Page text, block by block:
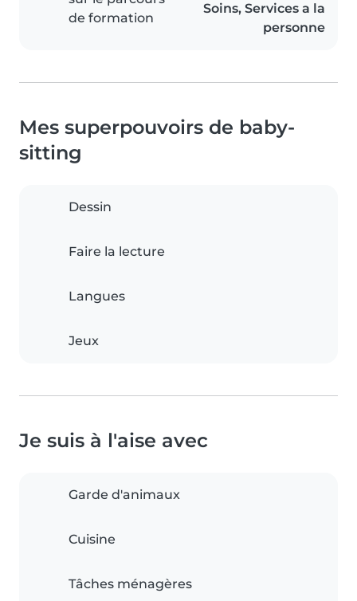
de formation
Soins, Services a la
personne
Mes superpouvoirs de baby-
sitting
Dessin
Faire la lecture
Langues
Jeux
Je suis à l'aise avec
Garde d'animaux
Cuisine
Tâches ménagères